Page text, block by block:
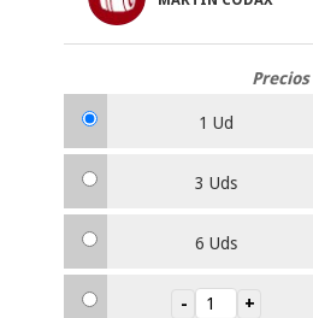
1 Ud
3 Uds
6 Uds